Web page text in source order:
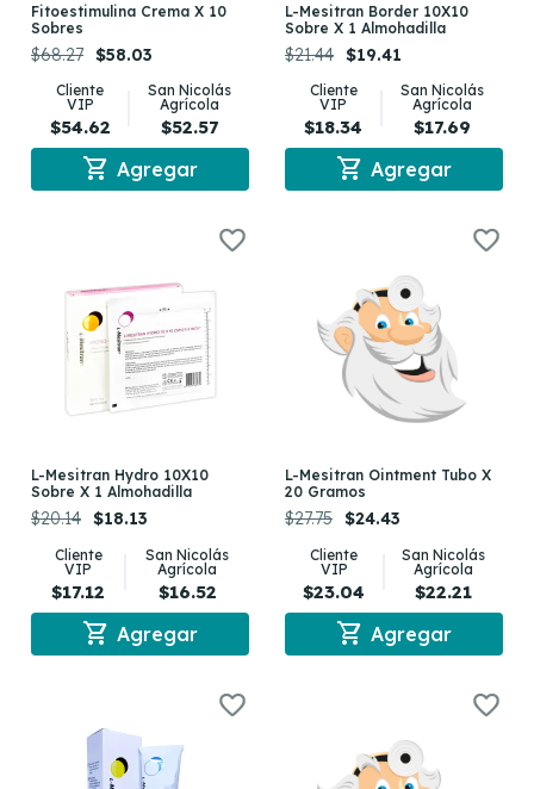
Fitoestimulina Crema X 10
Sobres
$68.27 $58.03
Cliente
VIP
$54.62
San Nicolás
Agrícola
$52.57
shopping_cart Agregar
L-Mesitran Border 10X10
Sobre X 1 Almohadilla
$21.44 $19.41
Cliente
VIP
$18.34
San Nicolás
Agrícola
$17.69
shopping_cart Agregar
L-Mesitran Hydro 10X10
Sobre X 1 Almohadilla
$20.14 $18.13
Cliente
VIP
$17.12
San Nicolás
Agrícola
$16.52
shopping_cart Agregar
L-Mesitran Ointment Tubo X
20 Gramos
$27.75 $24.43
Cliente
VIP
$23.04
San Nicolás
Agrícola
$22.21
shopping_cart Agregar